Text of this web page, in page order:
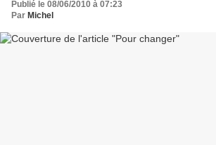
Publié le 08/06/2010 à 07:23
Par Michel